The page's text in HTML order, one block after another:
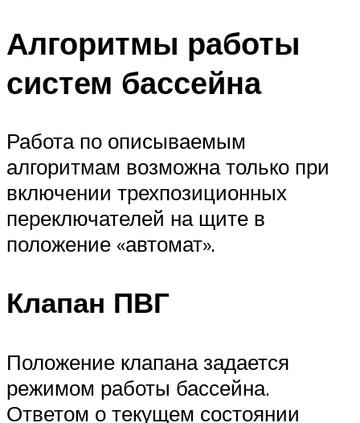
Алгоритмы работы
систем бассейна
Работа по описываемым
алгоритмам возможна только при
включении трехпозиционных
переключателей на щите в
положение «автомат».
Клапан ПВГ
Положение клапана задается
режимом работы бассейна.
Ответом о текущем состоянии